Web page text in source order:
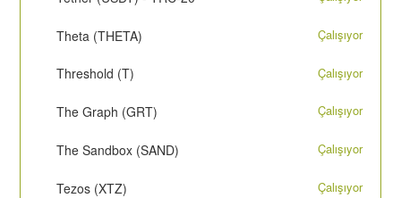
Theta (THETA) Çalışıyor
Threshold (T) Çalışıyor
The Graph (GRT) Çalışıyor
The Sandbox (SAND) Çalışıyor
Tezos (XTZ) Çalışıyor